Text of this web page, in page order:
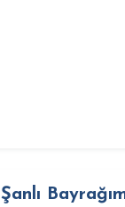
Şanlı